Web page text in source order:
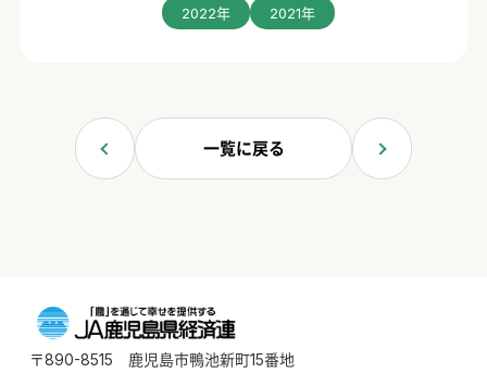
2022年 2021年
一覧に戻る
〒890-8515 鹿児島市鴨池新町15番地